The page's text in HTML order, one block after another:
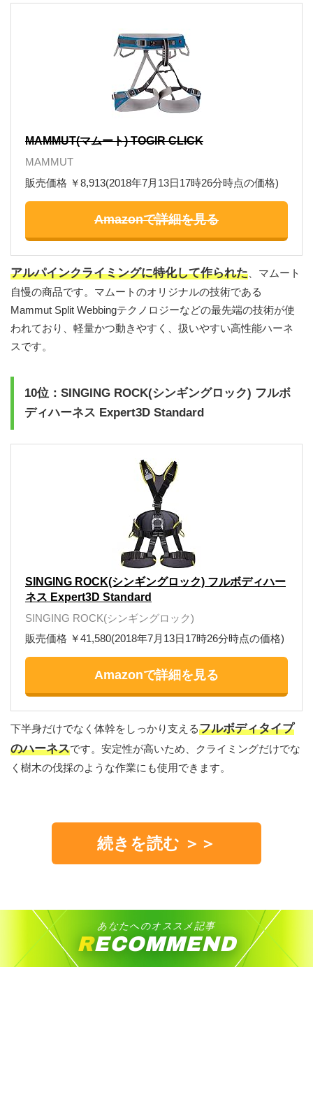
MAMMUT(マムート) TOGIR CLICK
MAMMUT
販売価格 ￥8,913(2018年7月13日17時26分時点の価格)
Amazonで詳細を見る
アルパインクライミングに特化して作られた 、マムート
自慢の商品です。マムートのオリジナルの技術である
Mammut Split Webbingテクノロジーなどの最先端の技術が使
われており、軽量かつ動きやすく、扱いやすい高性能ハーネ
スです。
10位：SINGING ROCK(シンギングロック) フルボ
ディハーネス Expert3D Standard
SINGING ROCK(シンギングロック) フルボディハー
ネス Expert3D Standard
SINGING ROCK(シンギングロック)
販売価格 ￥41,580(2018年7月13日17時26分時点の価格)
Amazonで詳細を見る
下半身だけでなく体幹をしっかり支えるフルボディタイプ
のハーネスです。安定性が高いため、クライミングだけでな
く樹木の伐採のような作業にも使用できます。
続きを読む ＞＞
あなたへのオススメ記事
RECOMMEND